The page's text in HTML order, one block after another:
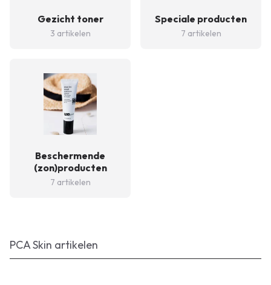
Gezicht toner
3 artikelen
Speciale producten
7 artikelen
Beschermende
(zon)producten
7 artikelen
PCA Skin artikelen